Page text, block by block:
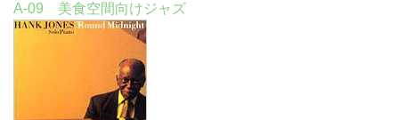
A-09 美食空間向けジャズ